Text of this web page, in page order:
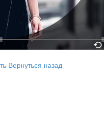
Вернуться назад